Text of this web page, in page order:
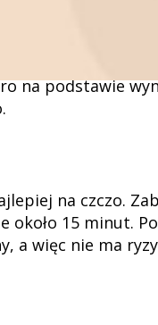
na podstawie
na czczo.
15 minut.
a więc nie ma